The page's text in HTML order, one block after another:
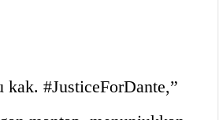
#JusticeForDante,”